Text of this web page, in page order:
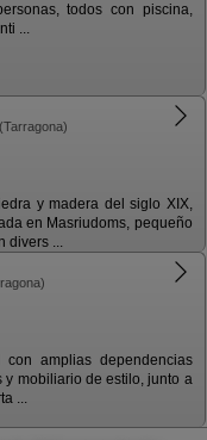
todos con piscina,
...
(Tarragona)
y madera del siglo XIX,
en Masriudoms, pequeño
divers ...
amplias dependencias
mobiliario de estilo, junto a
...